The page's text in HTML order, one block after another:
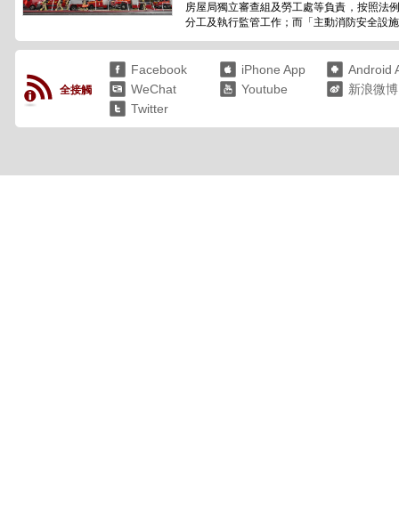
房屋局獨立審查組及勞工處等負責，按照法
分工及執行監管工作；而「主動消防安全設
全接觸
Facebook iPhone App
Android
WeChat
Youtube
新浪微博
Twitter